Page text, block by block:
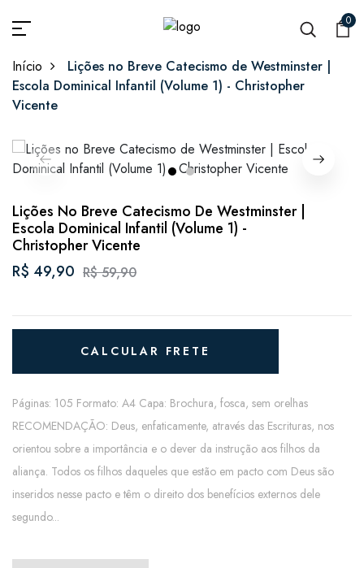
0
Início
Lições no Breve Catecismo de Westminster |
Escola Dominical Infantil (Volume 1) - Christopher
Vicente
1 2
Lições No Breve Catecismo De Westminster |
Escola Dominical Infantil (Volume 1) -
Christopher Vicente
R$ 49,90 R$ 59,90
CALCULAR FRETE
Páginas: 105 Formato: A4 Capa: Brochura, fosca, sem orelhas
RECOMENDAÇÃO: Deus, enfaticamente, através das Escrituras, nos
orientou sobre a importância e o dever da instrução aos filhos da
aliança. Todos os filhos daqueles que estão em pacto com Deus são
inseridos nesse pacto e têm o direito dos benefícios externos dele
segundo...